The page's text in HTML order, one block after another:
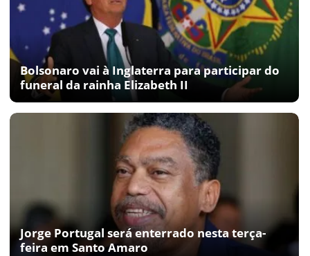
Bolsonaro vai à Inglaterra para participar do
funeral da rainha Elizabeth II
Jorge Portugal será enterrado nesta terça-
feira em Santo Amaro